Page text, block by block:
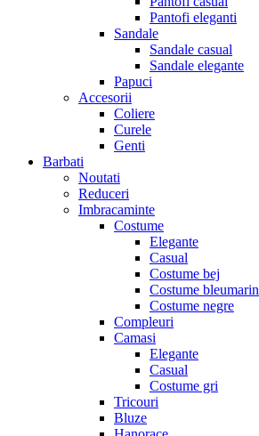
Pantofi eleganti
Sandale
Sandale casual
Sandale elegante
Papuci
Accesorii
Coliere
Curele
Genti
Barbati
Noutati
Reduceri
Imbracaminte
Costume
Elegante
Casual
Costume bej
Costume bleumarin
Costume negre
Compleuri
Camasi
Elegante
Casual
Costume gri
Tricouri
Bluze